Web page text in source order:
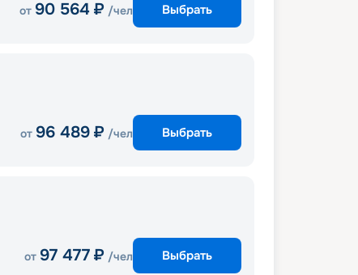
от 90 564 ₽ /чел Выбрать
от 96 489 ₽ /чел Выбрать
от 97 477 ₽ /чел Выбрать